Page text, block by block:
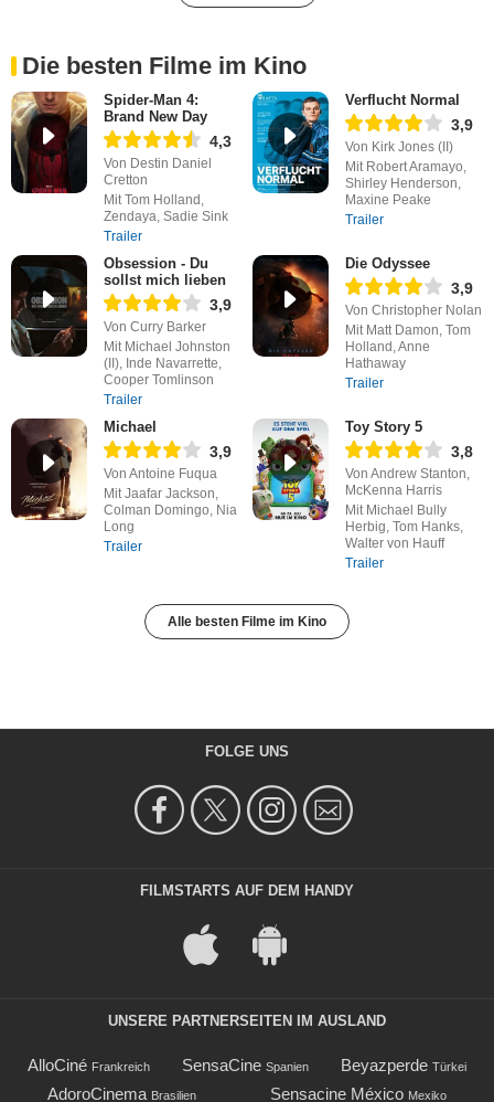
Die besten Filme im Kino
Spider-Man 4:
Brand New Day
4,3
Von Destin Daniel
Cretton
Mit Tom Holland,
Zendaya, Sadie Sink
Trailer
Verflucht Normal
3,9
Von Kirk Jones (II)
Mit Robert Aramayo,
Shirley Henderson,
Maxine Peake
Trailer
Obsession - Du
sollst mich lieben
3,9
Von Curry Barker
Mit Michael Johnston
(II), Inde Navarrette,
Cooper Tomlinson
Trailer
Die Odyssee
3,9
Von Christopher Nolan
Mit Matt Damon, Tom
Holland, Anne
Hathaway
Trailer
Michael
3,9
Von Antoine Fuqua
Mit Jaafar Jackson,
Colman Domingo, Nia
Long
Trailer
Toy Story 5
3,8
Von Andrew Stanton,
McKenna Harris
Mit Michael Bully
Herbig, Tom Hanks,
Walter von Hauff
Trailer
Alle besten Filme im Kino
FOLGE UNS
FILMSTARTS AUF DEM HANDY
UNSERE PARTNERSEITEN IM AUSLAND
AlloCiné Frankreich SensaCine Spanien Beyazperde Türkei
AdoroCinema Brasilien Sensacine México Mexiko